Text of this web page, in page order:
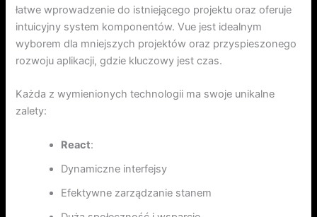
łatwe wprowadzenie do istniejącego projektu oraz oferuje
intuicyjny system komponentów. Vue jest idealnym
wyborem dla mniejszych projektów oraz przyspieszonego
rozwoju aplikacji, gdzie kluczowy jest czas.
Każda z wymienionych technologii ma swoje unikalne
zalety:
React:
Dynamiczne interfejsy
Efektywne zarządzanie stanem